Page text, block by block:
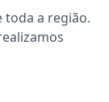
toda a região.